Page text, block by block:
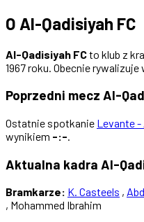
O Al-Qadisiyah FC
Al-Qadisiyah FCto klub z
1967 roku. Obecnie
Poprzedni mecz Al-
Ostatnie spotkanie Levante -
wynikiem -:-.
Aktualna kadra Al-
Bramkarze: K. Casteels ,
, Mohammed Ibrahim